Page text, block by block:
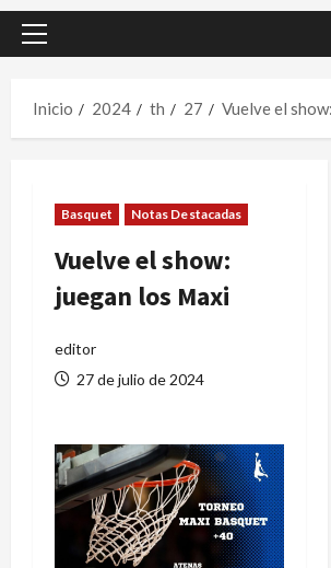
Menú
Inicio
2024 th 27 Vuelve el
Basquet Notas Destacadas
Vuelve el show:
juegan los Maxi
editor
27 de julio de 2024